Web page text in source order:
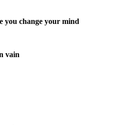
you change your mind
vain